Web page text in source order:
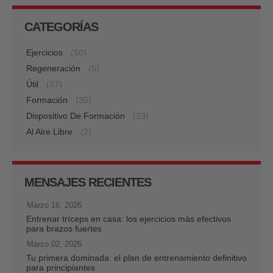
CATEGORÍAS
Ejercicios
(50)
Regeneración
(5)
Útil
(37)
Formación
(35)
Dispositivo De Formación
(23)
Al Aire Libre
(2)
MENSAJES RECIENTES
Marzo 16, 2026
Entrenar tríceps en casa: los ejercicios más efectivos
para brazos fuertes
Marzo 02, 2026
Tu primera dominada: el plan de entrenamiento definitivo
para principiantes